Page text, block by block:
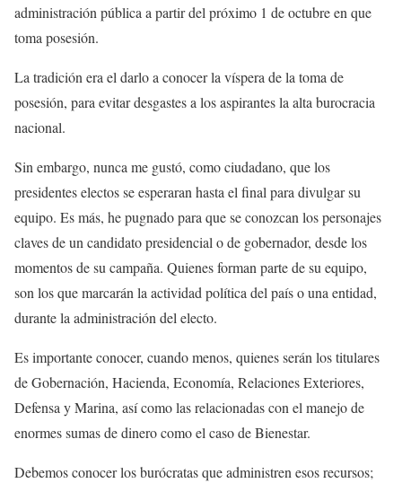
administración pública a partir del próximo 1 de octubre en que
toma posesión.
La tradición era el darlo a conocer la víspera de la toma de
posesión, para evitar desgastes a los aspirantes la alta burocracia
nacional.
Sin embargo, nunca me gustó, como ciudadano, que los
presidentes electos se esperaran hasta el final para divulgar su
equipo. Es más, he pugnado para que se conozcan los personajes
claves de un candidato presidencial o de gobernador, desde los
momentos de su campaña. Quienes forman parte de su equipo,
son los que marcarán la actividad política del país o una entidad,
durante la administración del electo.
Es importante conocer, cuando menos, quienes serán los titulares
de Gobernación, Hacienda, Economía, Relaciones Exteriores,
Defensa y Marina, así como las relacionadas con el manejo de
enormes sumas de dinero como el caso de Bienestar.
Debemos conocer los burócratas que administren esos recursos;